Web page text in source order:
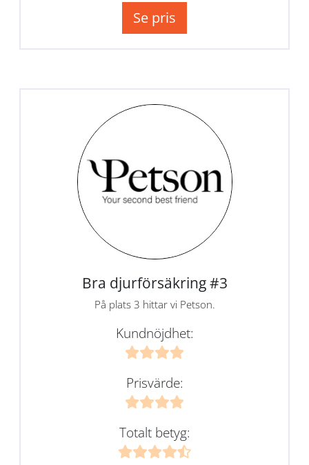
Se pris
Bra djurförsäkring #3
På plats 3 hittar vi Petson.
Kundnöjdhet:
Prisvärde:
Totalt betyg: